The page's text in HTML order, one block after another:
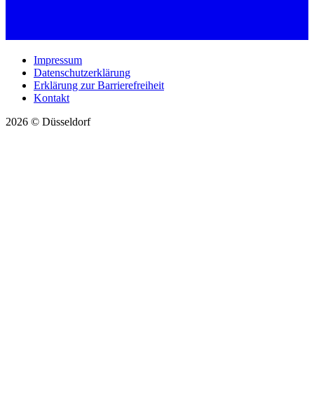
Impressum
Datenschutzerklärung
Erklärung zur Barrierefreiheit
Kontakt
2026 © Düsseldorf